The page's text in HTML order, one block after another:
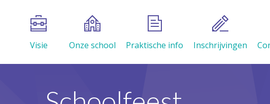
Visie Onze school Praktische info Inschrijvingen